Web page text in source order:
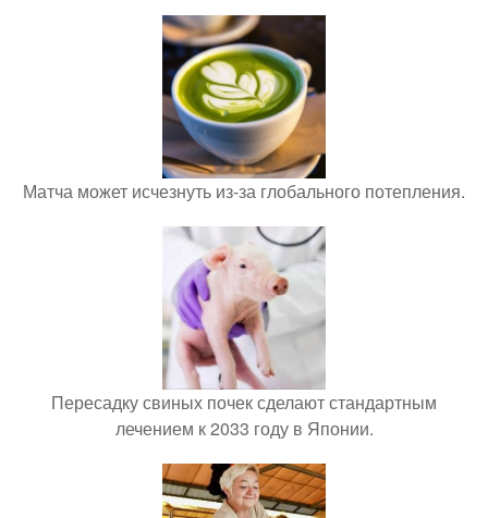
Матча может исчезнуть из-за глобального потепления.
Пересадку свиных почек сделают стандартным
лечением к 2033 году в Японии.